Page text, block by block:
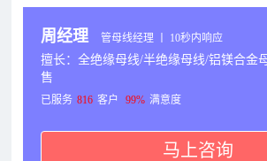
周经理 管母线经理 丨 10秒内响应
擅长：全绝缘母线/半绝缘母线/铝镁合金
售
已服务 816 客户 99% 满意度
马上咨询